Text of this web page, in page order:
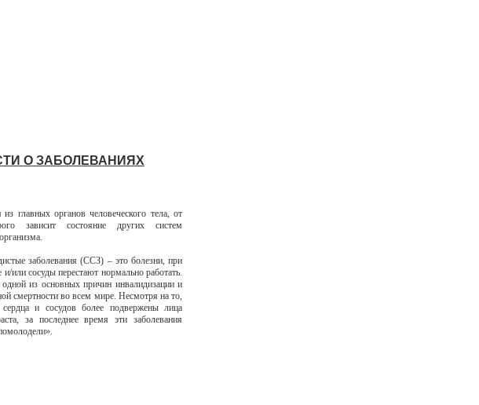
О ЗАБОЛЕВАНИЯХ
главных органов человеческого тела, от
зависит состояние других систем
заболевания (ССЗ) – это болезни, при
и/или сосуды перестают нормально работать.
из основных причин инвалидизации и
смертности во всем мире. Несмотря на то,
и сосудов более подвержены лица
за последнее время эти заболевания